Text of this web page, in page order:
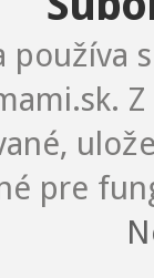
používa
pre